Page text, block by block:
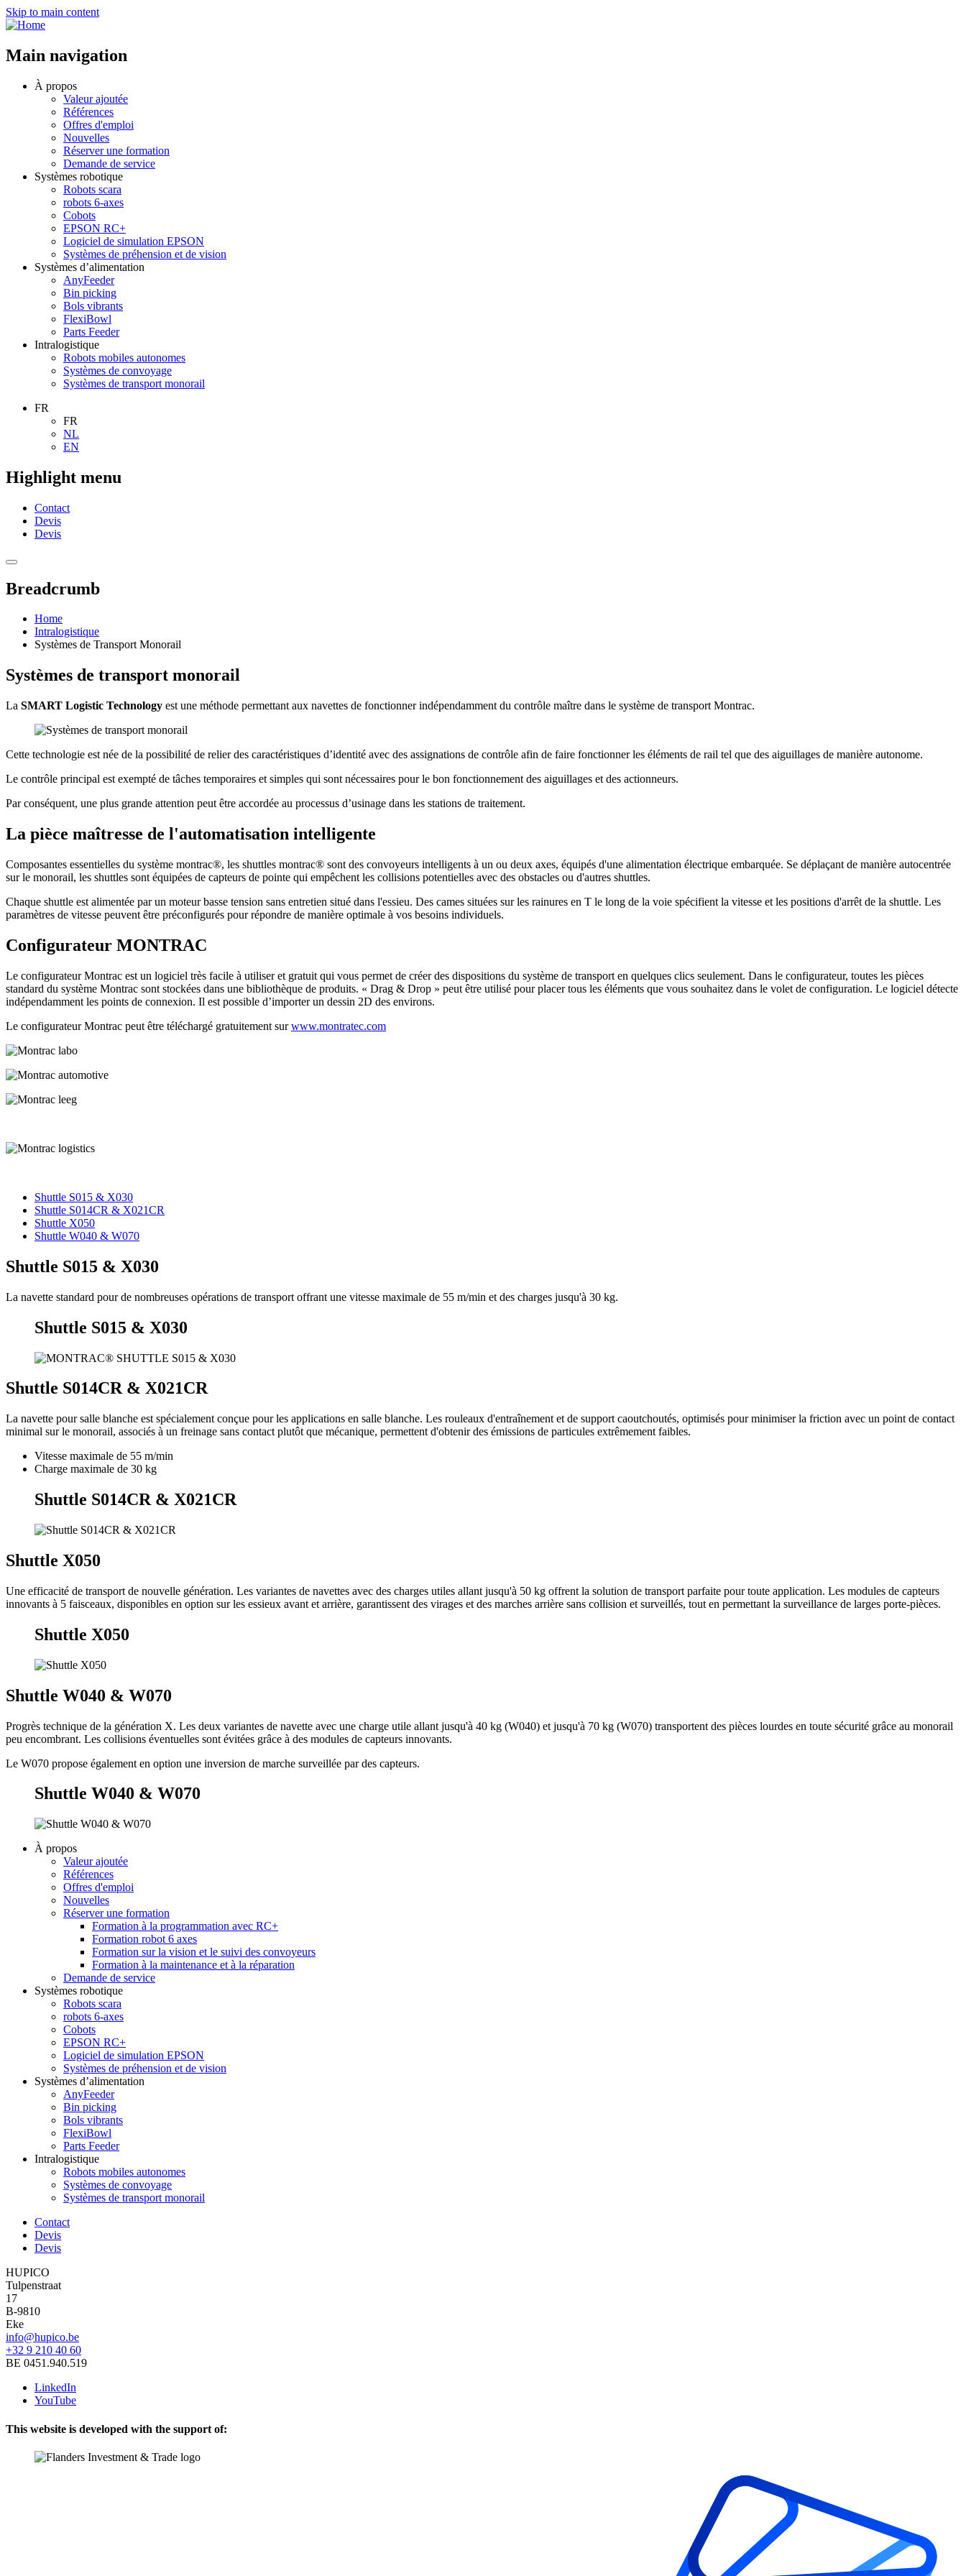
Skip to main content
Main navigation
À propos
Valeur ajoutée
Références
Offres d'emploi
Nouvelles
Réserver une formation
Demande de service
Systèmes robotique
Robots scara
robots 6-axes
Cobots
EPSON RC+
Logiciel de simulation EPSON
Systèmes de préhension et de vision
Systèmes d’alimentation
AnyFeeder
Bin picking
Bols vibrants
FlexiBowl
Parts Feeder
Intralogistique
Robots mobiles autonomes
Systèmes de convoyage
Systèmes de transport monorail
FR
FR
NL
EN
Highlight menu
Contact
Devis
Devis
Breadcrumb
Home
Intralogistique
Systèmes de Transport Monorail
Systèmes de transport monorail
La SMART Logistic Technology est une méthode permettant aux navettes de fonctionner indépendamment du contrôle maître dans le système de transport Montrac.
Cette technologie est née de la possibilité de relier des caractéristiques d’identité avec des assignations de contrôle afin de faire fonctionner les éléments de rail tel que des aiguillages de manière autonome.
Le contrôle principal est exempté de tâches temporaires et simples qui sont nécessaires pour le bon fonctionnement des aiguillages et des actionneurs.
Par conséquent, une plus grande attention peut être accordée au processus d’usinage dans les stations de traitement.
La pièce maîtresse de l'automatisation intelligente
Composantes essentielles du système montrac®, les shuttles montrac® sont des convoyeurs intelligents à un ou deux axes, équipés d'une alimentation électrique embarquée. Se déplaçant de manière autocentrée
sur le monorail, les shuttles sont équipées de capteurs de pointe qui empêchent les collisions potentielles avec des obstacles ou d'autres shuttles.
Chaque shuttle est alimentée par un moteur basse tension sans entretien situé dans l'essieu. Des cames situées sur les rainures en T le long de la voie spécifient la vitesse et les positions d'arrêt de la shuttle. Les
paramètres de vitesse peuvent être préconfigurés pour répondre de manière optimale à vos besoins individuels.
Configurateur MONTRAC
Le configurateur Montrac est un logiciel très facile à utiliser et gratuit qui vous permet de créer des dispositions du système de transport en quelques clics seulement. Dans le configurateur, toutes les pièces
standard du système Montrac sont stockées dans une bibliothèque de produits. « Drag & Drop » peut être utilisé pour placer tous les éléments que vous souhaitez dans le volet de configuration. Le logiciel détecte
indépendamment les points de connexion. Il est possible d’importer un dessin 2D des environs.
Le configurateur Montrac peut être téléchargé gratuitement surwww.montratec.com
Shuttle S015 & X030
Shuttle S014CR & X021CR
Shuttle X050
Shuttle W040 & W070
Shuttle S015 & X030
La navette standard pour de nombreuses opérations de transport offrant une vitesse maximale de 55 m/min et des charges jusqu'à 30 kg.
Shuttle S015 & X030
Shuttle S014CR & X021CR
La navette pour salle blanche est spécialement conçue pour les applications en salle blanche. Les rouleaux d'entraînement et de support caoutchoutés, optimisés pour minimiser la friction avec un point de contact
minimal sur le monorail, associés à un freinage sans contact plutôt que mécanique, permettent d'obtenir des émissions de particules extrêmement faibles.
Vitesse maximale de 55 m/min
Charge maximale de 30 kg
Shuttle S014CR & X021CR
Shuttle X050
Une efficacité de transport de nouvelle génération. Les variantes de navettes avec des charges utiles allant jusqu'à 50 kg offrent la solution de transport parfaite pour toute application. Les modules de capteurs
innovants à 5 faisceaux, disponibles en option sur les essieux avant et arrière, garantissent des virages et des marches arrière sans collision et surveillés, tout en permettant la surveillance de larges porte-pièces.
Shuttle X050
Shuttle W040 & W070
Progrès technique de la génération X. Les deux variantes de navette avec une charge utile allant jusqu'à 40 kg (W040) et jusqu'à 70 kg (W070) transportent des pièces lourdes en toute sécurité grâce au monorail
peu encombrant. Les collisions éventuelles sont évitées grâce à des modules de capteurs innovants.
Le W070 propose également en option une inversion de marche surveillée par des capteurs.
Shuttle W040 & W070
À propos
Valeur ajoutée
Références
Offres d'emploi
Nouvelles
Réserver une formation
Formation à la programmation avec RC+
Formation robot 6 axes
Formation sur la vision et le suivi des convoyeurs
Formation à la maintenance et à la réparation
Demande de service
Systèmes robotique
Robots scara
robots 6-axes
Cobots
EPSON RC+
Logiciel de simulation EPSON
Systèmes de préhension et de vision
Systèmes d’alimentation
AnyFeeder
Bin picking
Bols vibrants
FlexiBowl
Parts Feeder
Intralogistique
Robots mobiles autonomes
Systèmes de convoyage
Systèmes de transport monorail
Contact
Devis
Devis
HUPICO
Tulpenstraat
17
B-9810
Eke
info@hupico.be
+32 9 210 40 60
BE 0451.940.519
LinkedIn
YouTube
This website is developed with the support of: